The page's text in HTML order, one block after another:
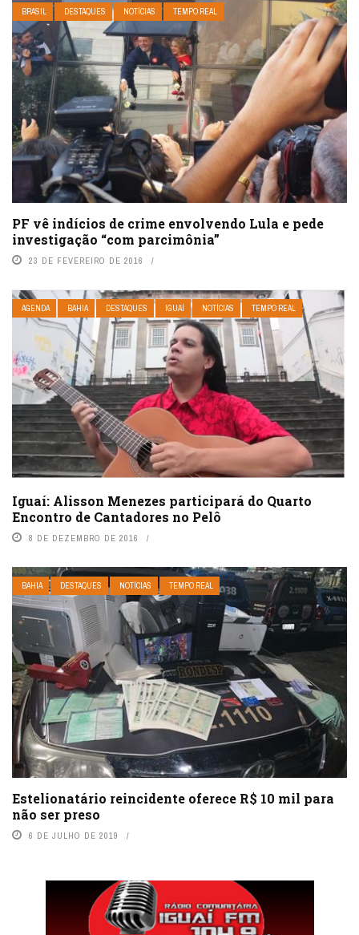
BRASIL DESTAQUES NOTÍCIAS TEMPO REAL
PF vê indícios de crime envolvendo Lula e pede
investigação “com parcimônia”
23 DE FEVEREIRO DE 2016
AGENDA BAHIA DESTAQUES IGUAÍ NOTÍCIAS TEMPO REAL
Iguaí: Alisson Menezes participará do Quarto
Encontro de Cantadores no Pelô
8 DE DEZEMBRO DE 2016
BAHIA DESTAQUES NOTÍCIAS TEMPO REAL
Estelionatário reincidente oferece R$ 10 mil para
não ser preso
6 DE JULHO DE 2019